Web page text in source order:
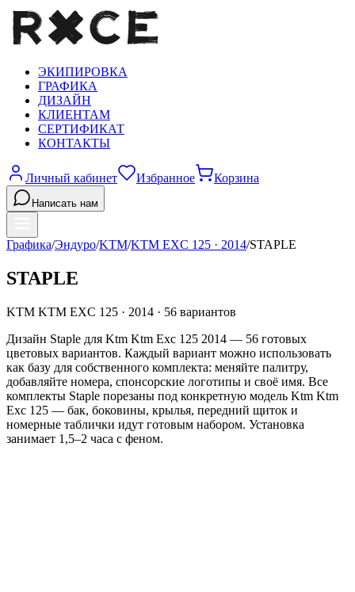
ЭКИПИРОВКА
ГРАФИКА
ДИЗАЙН
КЛИЕНТАМ
СЕРТИФИКАТ
КОНТАКТЫ
Личный кабинет Избранное Корзина
Написать нам
Графика/Эндуро/KTM/KTM EXC 125 · 2014/STAPLE
STAPLE
KTM KTM EXC 125 · 2014 · 56 вариантов
Дизайн Staple для Ktm Ktm Exc 125 2014 — 56 готовых
цветовых вариантов. Каждый вариант можно использовать
как базу для собственного комплекта: меняйте палитру,
добавляйте номера, спонсорские логотипы и своё имя. Все
комплекты Staple порезаны под конкретную модель Ktm Ktm
Exc 125 — бак, боковины, крылья, передний щиток и
номерные таблички идут готовым набором. Установка
занимает 1,5–2 часа с феном.